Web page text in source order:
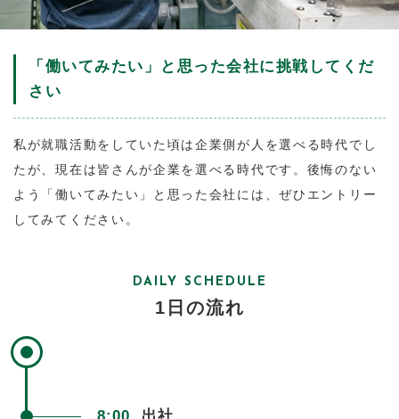
「働いてみたい」と思った会社に挑戦してくだ
さい
私が就職活動をしていた頃は企業側が人を選べる時代でし
たが、現在は皆さんが企業を選べる時代です。後悔のない
よう「働いてみたい」と思った会社には、ぜひエントリー
してみてください。
DAILY SCHEDULE
1日の流れ